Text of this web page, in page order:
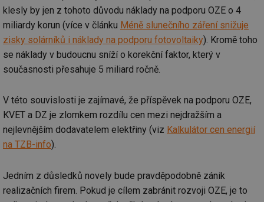
klesly by jen z tohoto důvodu náklady na podporu OZE o 4
miliardy korun (více v článku Méně slunečního záření snižuje
zisky solárníků i náklady na podporu fotovoltaiky). Kromě toho
se náklady v budoucnu sníží o korekční faktor, který v
současnosti přesahuje 5 miliard ročně.
V této souvislosti je zajímavé, že příspěvek na podporu OZE,
KVET a DZ je zlomkem rozdílu cen mezi nejdražším a
nejlevnějším dodavatelem elektřiny (viz Kalkulátor cen energií
na TZB-info).
Jedním z důsledků novely bude pravděpodobně zánik
realizačních firem. Pokud je cílem zabránit rozvoji OZE, je to